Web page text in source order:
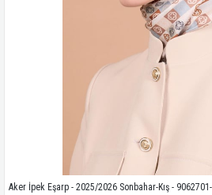
Aker İpek Eşarp - 2025/2026 Sonbahar-Kış -